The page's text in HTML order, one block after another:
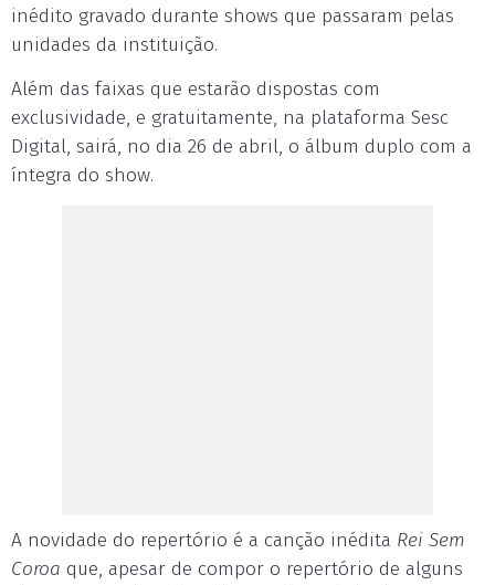
inédito gravado durante shows que passaram pelas
unidades da instituição.
Além das faixas que estarão dispostas com
exclusividade, e gratuitamente, na plataforma Sesc
Digital, sairá, no dia 26 de abril, o álbum duplo com a
íntegra do show.
A novidade do repertório é a canção inédita Rei Sem
Coroa que, apesar de compor o repertório de alguns